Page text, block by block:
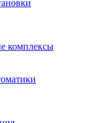
комплексы